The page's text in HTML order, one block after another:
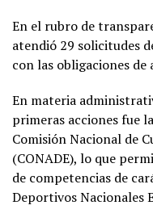
En el rubro de
atendió 29 solicitudes
con las obligaciones de
En materia
primeras acciones fue
Comisión Nacional de
(CONADE), lo que
de competencias de
Deportivos Nacionales